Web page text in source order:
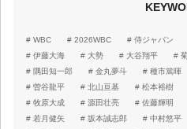
WBC 2026WBC 侍ジャパン
伊藤大海
大勢 大谷翔平
隅田知一郎
金丸夢斗 種市篤暉
曽谷龍平
北山亘基 松本裕樹
牧原大成
源田壮亮 佐藤輝明
若月健矢
坂本誠志郎 中村悠平